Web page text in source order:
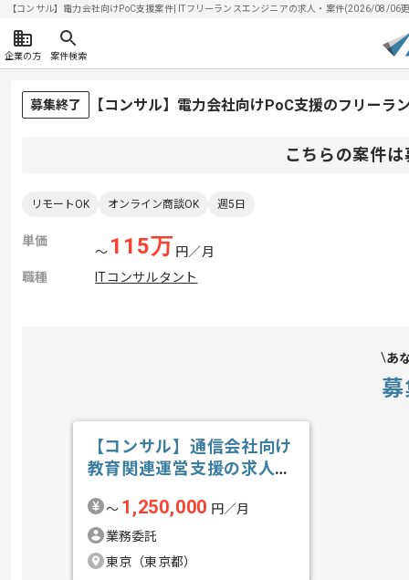
【コンサル】電力会社向けPoC支援案件| ITフリーランスエンジニアの求人・案件(2026/08/06
企業の方 案件検索
募集終了 【コンサル】電力会社向けPoC支援のフリーラ
こちらの案件
リモートOK オンライン商談OK 週5日
単価
〜 115万 円／月
職種
ITコンサルタント
あ
【コンサル】通信会社向け
教育関連運営支援の求人・
〜 1,250,000 円／月
業務委託
東京（東京都）